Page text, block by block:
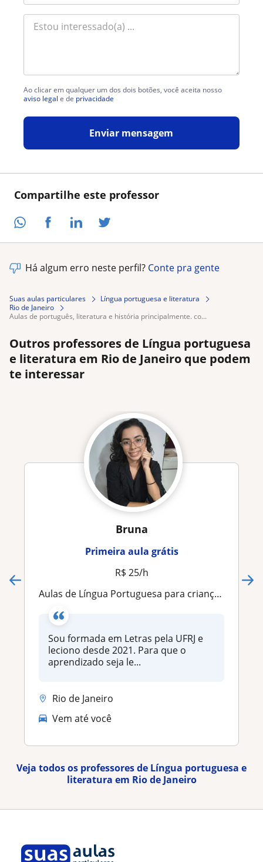
Compartilhe este professor
Ao clicar em qualquer um dos dois botões, você aceita nosso
aviso legal e de privacidade
Enviar mensagem
Há algum erro neste perfil? Conte pra gente
Suas aulas particulares
Língua portuguesa e literatura
Rio de Janeiro
aulas de português, literatura e história principalmente. co...
Outros professores de Língua portuguesa
e literatura em Rio de Janeiro que podem
te interessar
Bruna
Primeira aula grátis
R$ 25/h
Aulas de Língua Portuguesa para crianças e adultos
Sou formada em Letras pela UFRJ e
leciono desde 2021. Para que o
aprendizado seja le...
Rio de Janeiro
Vem até você
Veja todos os professores de Língua portuguesa e
literatura em Rio de Janeiro